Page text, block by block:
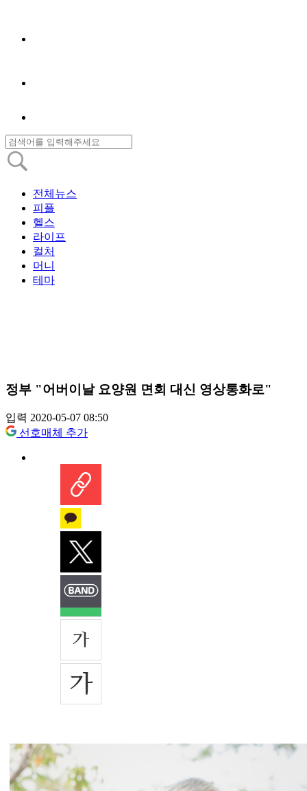
전체뉴스
피플
헬스
라이프
컬처
머니
테마
정부 "어버이날 요양원 면회 대신 영상통화로"
입력 2020-05-07 08:50
선호매체 추가